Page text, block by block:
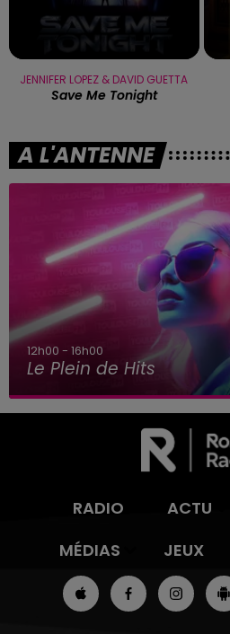
JENNIFER LOPEZ & DAVID GUETTA
Save Me Tonight
A L'ANTENNE
- 16h00
Plein de Hits
RADIO ACTU
MÉDIAS
JEUX